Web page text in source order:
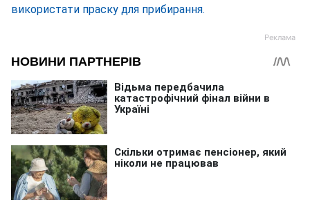
використати праску для прибирання.